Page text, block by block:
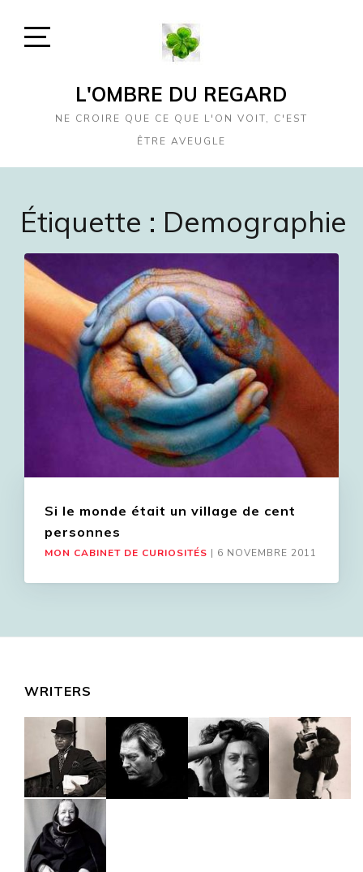
SidebarL'OMBRE DU REGARD
NE CROIRE QUE CE QUE L'ON VOIT, C'EST
ÊTRE AVEUGLE
Étiquette : Demographie
Si le monde était un village de cent
personnes
MON CABINET DE CURIOSITÉS | 6 NOVEMBRE 2011
WRITERS